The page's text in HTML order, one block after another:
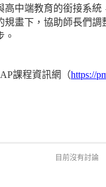
高中端教育的銜接系
規畫下，協助師長們
。
課程資訊網（https://
目前沒有討論